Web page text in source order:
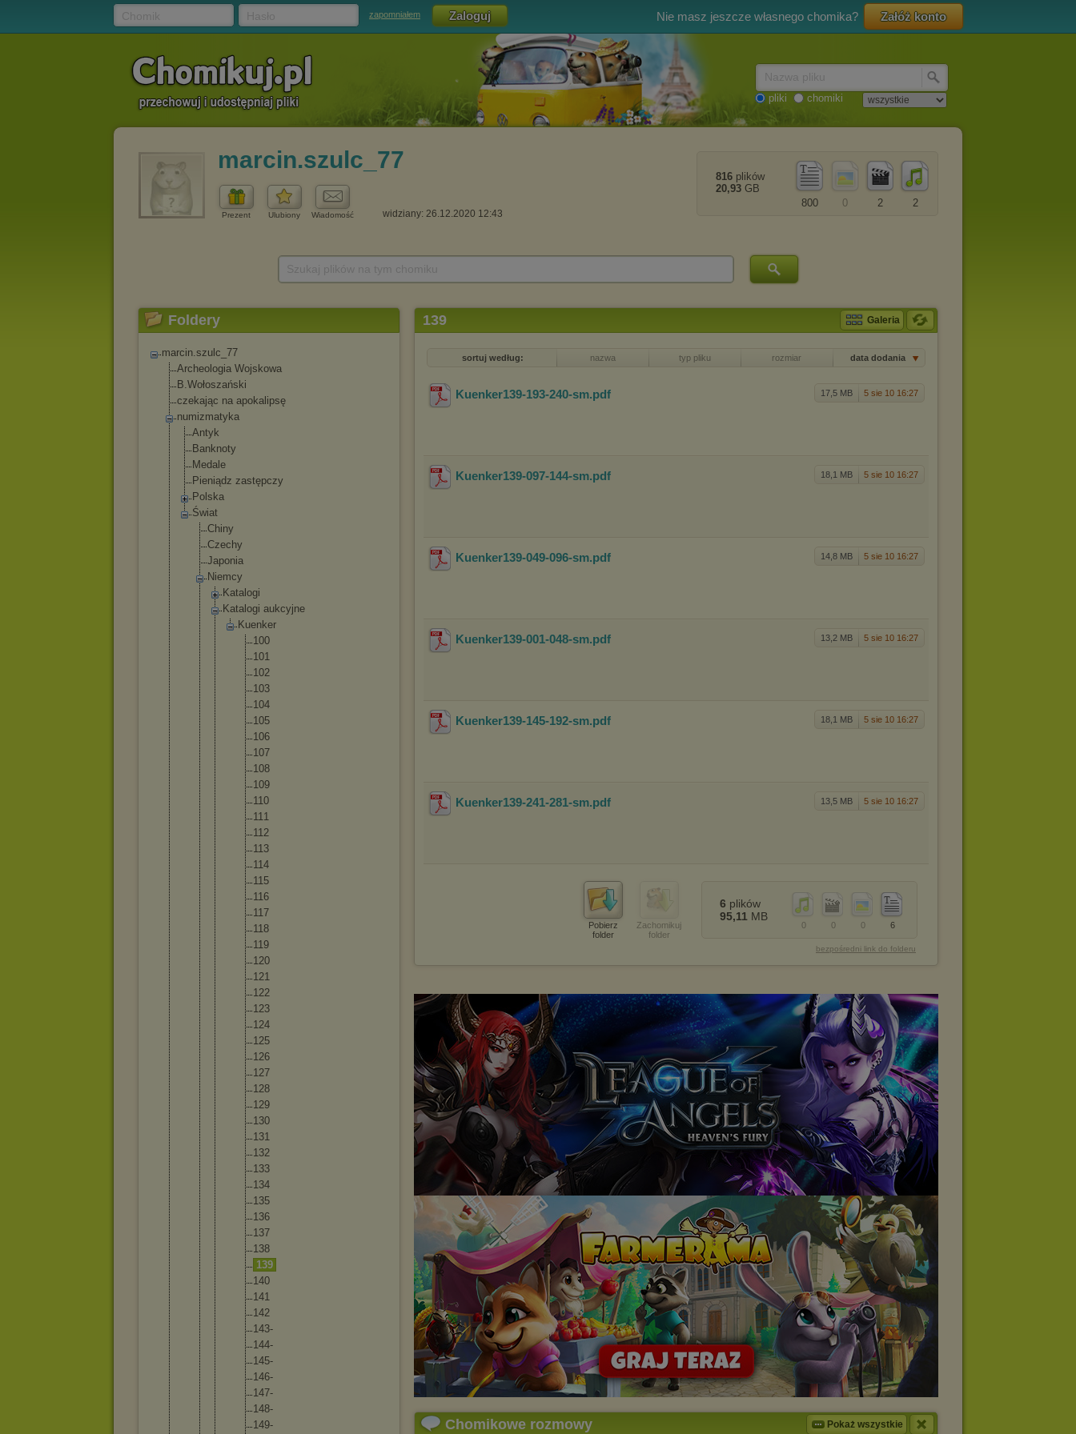
zapomniałem Nie masz jeszcze własnego chomika? Załóż konto
pliki chomiki
marcin.szulc_77
Prezent Ulubiony Wiadomość widziany: 26.12.2020 12:43
2
2
0
800
816 plików
20,93 GB
Foldery
marcin.szulc_77
Archeologia Wojskowa
B.Wołoszański
czekając na apokalipsę
numizmatyka
Antyk
Banknoty
Medale
Pieniądz zastępczy
Polska
Świat
Chiny
Czechy
Japonia
Niemcy
Katalogi
Katalogi aukcyjne
Kuenker
100
101
102
103
104
105
106
107
108
109
110
111
112
113
114
115
116
117
118
119
120
121
122
123
124
125
126
127
128
129
130
131
132
133
134
135
136
137
138
139
140
141
142
143-
144-
145-
146-
147-
148-
149-
139 Galeria
sortuj według: nazwa typ pliku rozmiar data dodania
17,5 MB 5 sie 10 16:27
Kuenker139-193-240-sm.pdf
18,1 MB 5 sie 10 16:27
Kuenker139-097-144-sm.pdf
14,8 MB 5 sie 10 16:27
Kuenker139-049-096-sm.pdf
13,2 MB 5 sie 10 16:27
Kuenker139-001-048-sm.pdf
18,1 MB 5 sie 10 16:27
Kuenker139-145-192-sm.pdf
13,5 MB 5 sie 10 16:27
Kuenker139-241-281-sm.pdf
Pobierz
folder
Zachomikuj
folder
6
0
0
0
6 plików
95,11 MB
bezpośredni link do folderu
Chomikowe rozmowy Pokaż wszystkie